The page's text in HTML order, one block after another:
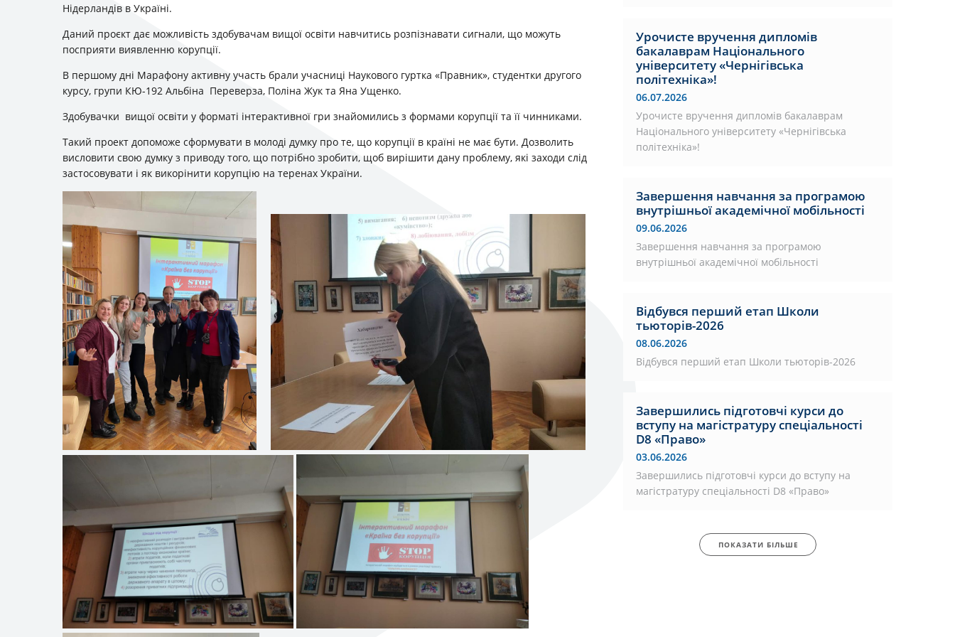
Нідерландів в Україні.
Даний проєкт дає можливість здобувачам вищої освіти навчитись розпізнавати сигнали, що можуть
посприяти виявленню корупції.
В першому дні Марафону активну участь брали учасниці Наукового гуртка «Правник», студентки другого
курсу, групи КЮ-192 Альбіна Переверза, Поліна Жук та Яна Ущенко.
Здобувачки вищої освіти у форматі інтерактивної гри знайомились з формами корупції та її чинниками.
Такий проект допоможе сформувати в молоді думку про те, що корупції в країні не має бути. Дозволить
висловити свою думку з приводу того, що потрібно зробити, щоб вирішити дану проблему, які заходи слід
застосовувати і як викорінити корупцію на теренах України.
Урочисте вручення дипломів
бакалаврам Національного
університету «Чернігівська
політехніка»!
06.07.2026
Урочисте вручення дипломів бакалаврам
Національного університету «Чернігівська
політехніка»!
Завершення навчання за програмою
внутрішньої академічної мобільності
09.06.2026
Завершення навчання за програмою
внутрішньої академічної мобільності
Відбувся перший етап Школи
тьюторів-2026
08.06.2026
Відбувся перший етап Школи тьюторів-2026
Завершились підготовчі курси до
вступу на магістратуру спеціальності
D8 «Право»
03.06.2026
Завершились підготовчі курси до вступу на
магістратуру спеціальності D8 «Право»
ПОКАЗАТИ БІЛЬШЕ